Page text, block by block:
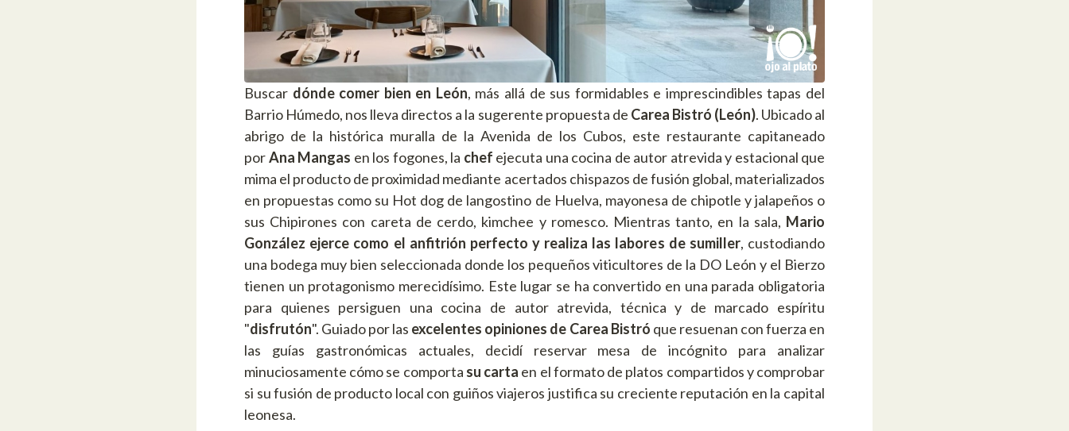
Buscar dónde comer bien en León, más allá de sus formidables e imprescindibles tapas del
Barrio Húmedo, nos lleva directos a la sugerente propuesta de Carea Bistró (León). Ubicado al
abrigo de la histórica muralla de la Avenida de los Cubos, este restaurante capitaneado
porAna Mangas en los fogones, la chef ejecuta una cocina de autor atrevida y estacional que
mima el producto de proximidad mediante acertados chispazos de fusión global, materializados
en propuestas como su Hot dog de langostino de Huelva, mayonesa de chipotle y jalapeños o
sus Chipirones con careta de cerdo, kimchee y romesco. Mientras tanto, en la sala, Mario
González ejerce como el anfitrión perfecto y realiza las labores de sumiller, custodiando
una bodega muy bien seleccionada donde los pequeños viticultores de la DO León y el Bierzo
tienen un protagonismo merecidísimo. Este lugar se ha convertido en una parada obligatoria
para quienes persiguen una cocina de autor atrevida, técnica y de marcado espíritu
"disfrutón". Guiado por las excelentes opiniones de Carea Bistró que resuenan con fuerza en
las guías gastronómicas actuales, decidí reservar mesa de incógnito para analizar
minuciosamente cómo se comporta su carta en el formato de platos compartidos y comprobar
si su fusión de producto local con guiños viajeros justifica su creciente reputación en la capital
leonesa.